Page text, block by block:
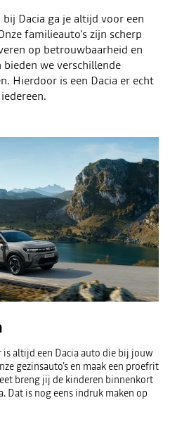
Dacia ga je altijd voor een
familieauto's zijn scherp
op betrouwbaarheid en
we verschillende
Hierdoor is een Dacia er echt
is altijd een Dacia auto die bij jouw
gezinsauto’s en maak een proefrit
breng jij de kinderen binnenkort
Dat is nog eens indruk maken op